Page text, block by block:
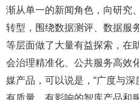
渐从单一的新闻角色，向研究
转型，围绕数据测评、数据服
等层面做了大量有益探索，在
会治理精准化、公共服务高效
媒产品，可以说是，“广度与
有质量、有影响的智库产品和